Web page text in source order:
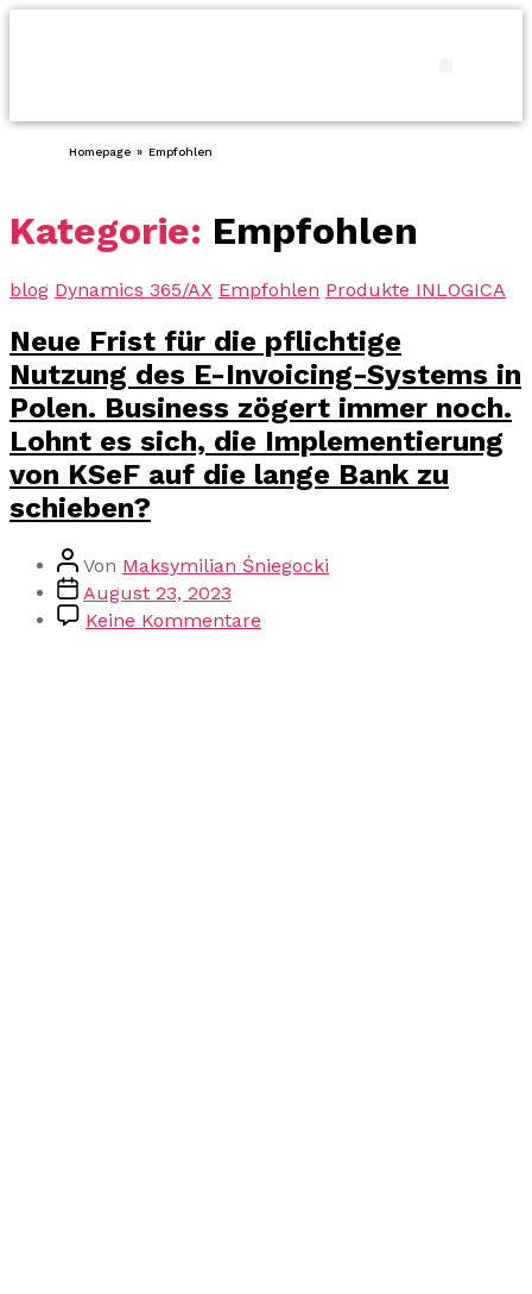
Homepage » Empfohlen
Kategorie: Empfohlen
blog Dynamics 365/AX Empfohlen Produkte INLOGICA
Neue Frist für die pflichtige
Nutzung des E-Invoicing-Systems in
Polen. Business zögert immer noch.
Lohnt es sich, die Implementierung
von KSeF auf die lange Bank zu
schieben?
Von Maksymilian Śniegocki
August 23, 2023
Keine Kommentare